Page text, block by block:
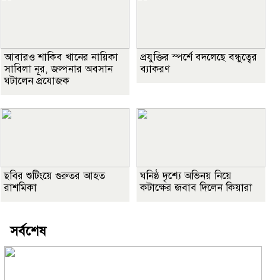
আবারও শাকিব খানের নায়িকা
সাবিলা নূর, জল্পনার অবসান
ঘটালেন প্রযোজক
প্রযুক্তির স্পর্শে বদলেছে বন্ধুত্বের
ব্যাকরণ
ছবির শুটিংয়ে গুরুতর আহত
রাশমিকা
ঘনিষ্ঠ দৃশ্যে অভিনয় নিয়ে
কটাক্ষের জবাব দিলেন কিয়ারা
সর্বশেষ